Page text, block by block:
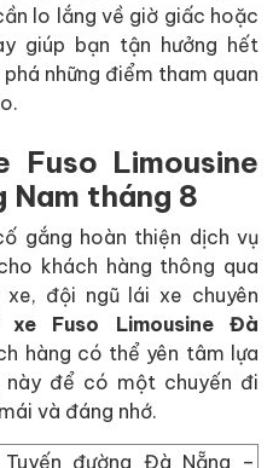
lo lắng về giờ giấc hoặc
giúp bạn tận hưởng hết
những điểm tham quan
Fuso Limousine
Nam tháng 8
gắng hoàn thiện dịch vụ
khách hàng thông qua
đội ngũ lái xe chuyên
Fuso Limousine Đà
hàng có thể yên tâm lựa
để có một chuyến đi
và đáng nhớ.
Tuyến đường Đà Nẵng –